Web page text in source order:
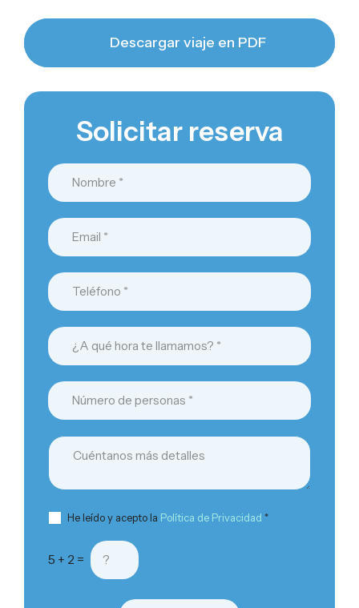
Descargar viaje en PDF
Solicitar reserva
He leído y acepto la Política de Privacidad *
5 + 2 =